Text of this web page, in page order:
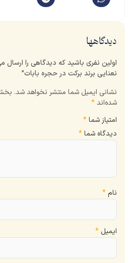
دیدگاهها
اولین نفری باشید که دیدگاهی را ارسال
نعنایی برند برکت در حجره بابات”
نشانی ایمیل شما منتشر نخواهد شد.
شده‌اند*
امتیاز شما*
دیدگاه شما*
نام *
ایمیل *